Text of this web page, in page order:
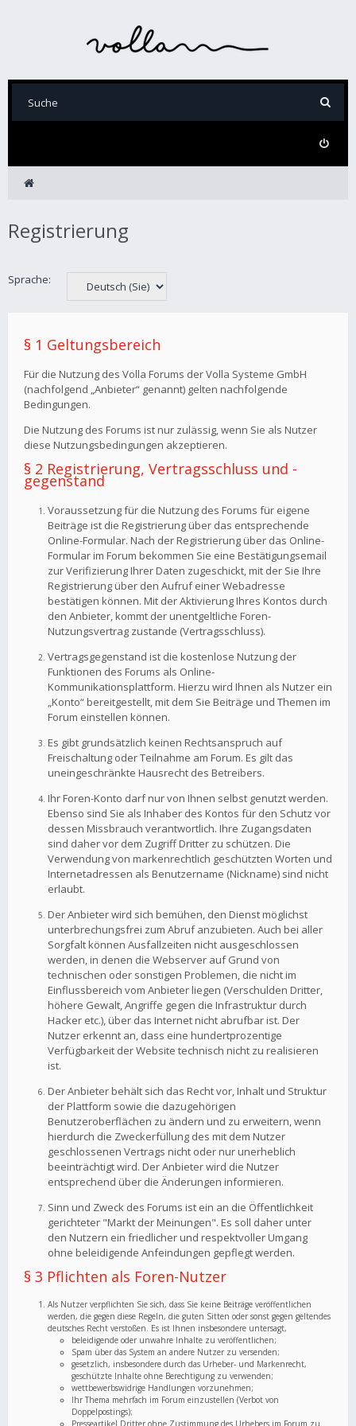
Registrierung
Sprache:
§ 1 Geltungsbereich
Für die Nutzung des Volla Forums der Volla Systeme GmbH
(nachfolgend „Anbieter“ genannt) gelten nachfolgende
Bedingungen.
Die Nutzung des Forums ist nur zulässig, wenn Sie als Nutzer
diese Nutzungsbedingungen akzeptieren.
§ 2 Registrierung, Vertragsschluss und -
gegenstand
Voraussetzung für die Nutzung des Forums für eigene
Beiträge ist die Registrierung über das entsprechende
Online-Formular. Nach der Registrierung über das Online-
Formular im Forum bekommen Sie eine Bestätigungsemail
zur Verifizierung Ihrer Daten zugeschickt, mit der Sie Ihre
Registrierung über den Aufruf einer Webadresse
bestätigen können. Mit der Aktivierung Ihres Kontos durch
den Anbieter, kommt der unentgeltliche Foren-
Nutzungsvertrag zustande (Vertragsschluss).
Vertragsgegenstand ist die kostenlose Nutzung der
Funktionen des Forums als Online-
Kommunikationsplattform. Hierzu wird Ihnen als Nutzer ein
„Konto“ bereitgestellt, mit dem Sie Beiträge und Themen im
Forum einstellen können.
Es gibt grundsätzlich keinen Rechtsanspruch auf
Freischaltung oder Teilnahme am Forum. Es gilt das
uneingeschränkte Hausrecht des Betreibers.
Ihr Foren-Konto darf nur von Ihnen selbst genutzt werden.
Ebenso sind Sie als Inhaber des Kontos für den Schutz vor
dessen Missbrauch verantwortlich. Ihre Zugangsdaten
sind daher vor dem Zugriff Dritter zu schützen. Die
Verwendung von markenrechtlich geschützten Worten und
Internetadressen als Benutzername (Nickname) sind nicht
erlaubt.
Der Anbieter wird sich bemühen, den Dienst möglichst
unterbrechungsfrei zum Abruf anzubieten. Auch bei aller
Sorgfalt können Ausfallzeiten nicht ausgeschlossen
werden, in denen die Webserver auf Grund von
technischen oder sonstigen Problemen, die nicht im
Einflussbereich vom Anbieter liegen (Verschulden Dritter,
höhere Gewalt, Angriffe gegen die Infrastruktur durch
Hacker etc.), über das Internet nicht abrufbar ist. Der
Nutzer erkennt an, dass eine hundertprozentige
Verfügbarkeit der Website technisch nicht zu realisieren
ist.
Der Anbieter behält sich das Recht vor, Inhalt und Struktur
der Plattform sowie die dazugehörigen
Benutzeroberflächen zu ändern und zu erweitern, wenn
hierdurch die Zweckerfüllung des mit dem Nutzer
geschlossenen Vertrags nicht oder nur unerheblich
beeinträchtigt wird. Der Anbieter wird die Nutzer
entsprechend über die Änderungen informieren.
Sinn und Zweck des Forums ist ein an die Öffentlichkeit
gerichteter "Markt der Meinungen". Es soll daher unter
den Nutzern ein friedlicher und respektvoller Umgang
ohne beleidigende Anfeindungen gepflegt werden.
§ 3 Pflichten als Foren-Nutzer
Als Nutzer verpflichten Sie sich, dass Sie keine Beiträge veröffentlichen
werden, die gegen diese Regeln, die guten Sitten oder sonst gegen geltendes
deutsches Recht verstoßen. Es ist Ihnen insbesondere untersagt,
beleidigende oder unwahre Inhalte zu veröffentlichen;
Spam über das System an andere Nutzer zu versenden;
gesetzlich, insbesondere durch das Urheber- und Markenrecht,
geschützte Inhalte ohne Berechtigung zu verwenden;
wettbewerbswidrige Handlungen vorzunehmen;
Ihr Thema mehrfach im Forum einzustellen (Verbot von
Doppelpostings);
Presseartikel Dritter ohne Zustimmung des Urhebers im Forum zu